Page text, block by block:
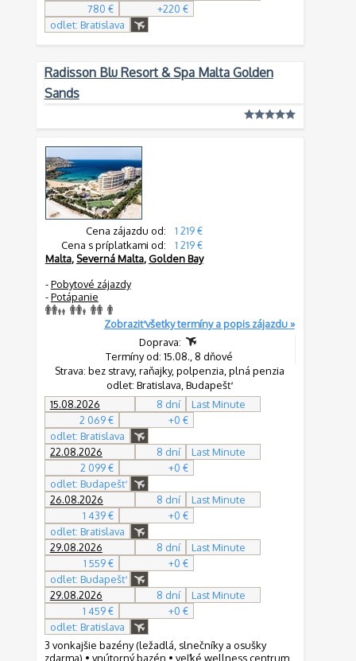
780 €
+220 €
odlet: Bratislava
Radisson Blu Resort & Spa Malta Golden
Sands
Cena zájazdu od:
1 219 €
Cena s príplatkami od:
1 219 €
Malta, Severná Malta,Golden Bay
-Pobytové zájazdy
-Potápanie
Zobraziť všetky termíny a popis zájazdu »
Doprava:
Termíny od: 15.08., 8 dňové
Strava: bez stravy, raňajky, polpenzia, plná penzia
odlet: Bratislava, Budapešť
15.08.2026
8 dní
Last Minute
2 069 €
+0 €
odlet: Bratislava
22.08.2026
8 dní
Last Minute
2 099 €
+0 €
odlet: Budapešť
26.08.2026
8 dní
Last Minute
1 439 €
+0 €
odlet: Bratislava
29.08.2026
8 dní
Last Minute
1 559 €
+0 €
odlet: Budapešť
29.08.2026
8 dní
Last Minute
1 459 €
+0 €
odlet: Bratislava
3 vonkajšie bazény (ležadlá, slnečníky a osušky
zdarma) • vnútorný bazén • veľké wellness centrum